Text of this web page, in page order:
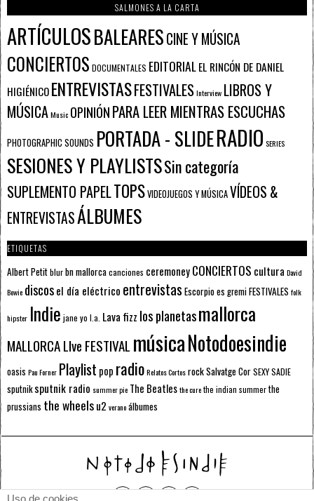
SALMONES A LA CARTA
ARTÍCULOSBALEARESCINE Y MÚSICA
CONCIERTOS DOCUMENTALES EDITORIALEL RINCÓN DE DANIEL
HIGIÉNICOENTREVISTASFESTIVALESInterview LIBROS Y
MÚSICAMusic OPINIÓNPARA LEER MIENTRAS ESCUCHAS
PHOTOGRAPHIC SOUNDS PORTADA - SLIDERADIO SERIES
SESIONES Y PLAYLISTSSin categoría
SUPLEMENTO PAPELTOPSVIDEOJUEGOS Y MÚSICAVÍDEOS &
ENTREVISTASÁLBUMES
ETIQUETAS
Albert Petitblurbn mallorcacanciones ceremoneyCONCIERTOS cultura David
Bowie discosel día eléctrico entrevistas Escorpioes gremiFESTIVALES folk
hipster Indie jane yo l.a. Lava fizz los planetasmallorca
MALLORCA LIve FESTIVAL músicaNotodoesindie
oasis Pau Forner Playlist pop radioRelatos CortosrockSalvatge CorSEXY SADIE
sputnik sputnik radio summer pie The Beatlesthe curethe indian summerthe
prussians the wheelsu2 veranoálbumes
Uso de cookies